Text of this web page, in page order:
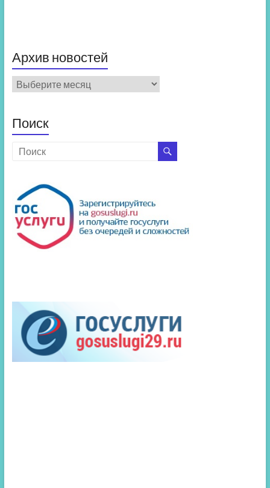
Архив новостей
Архив
новостей
Поиск